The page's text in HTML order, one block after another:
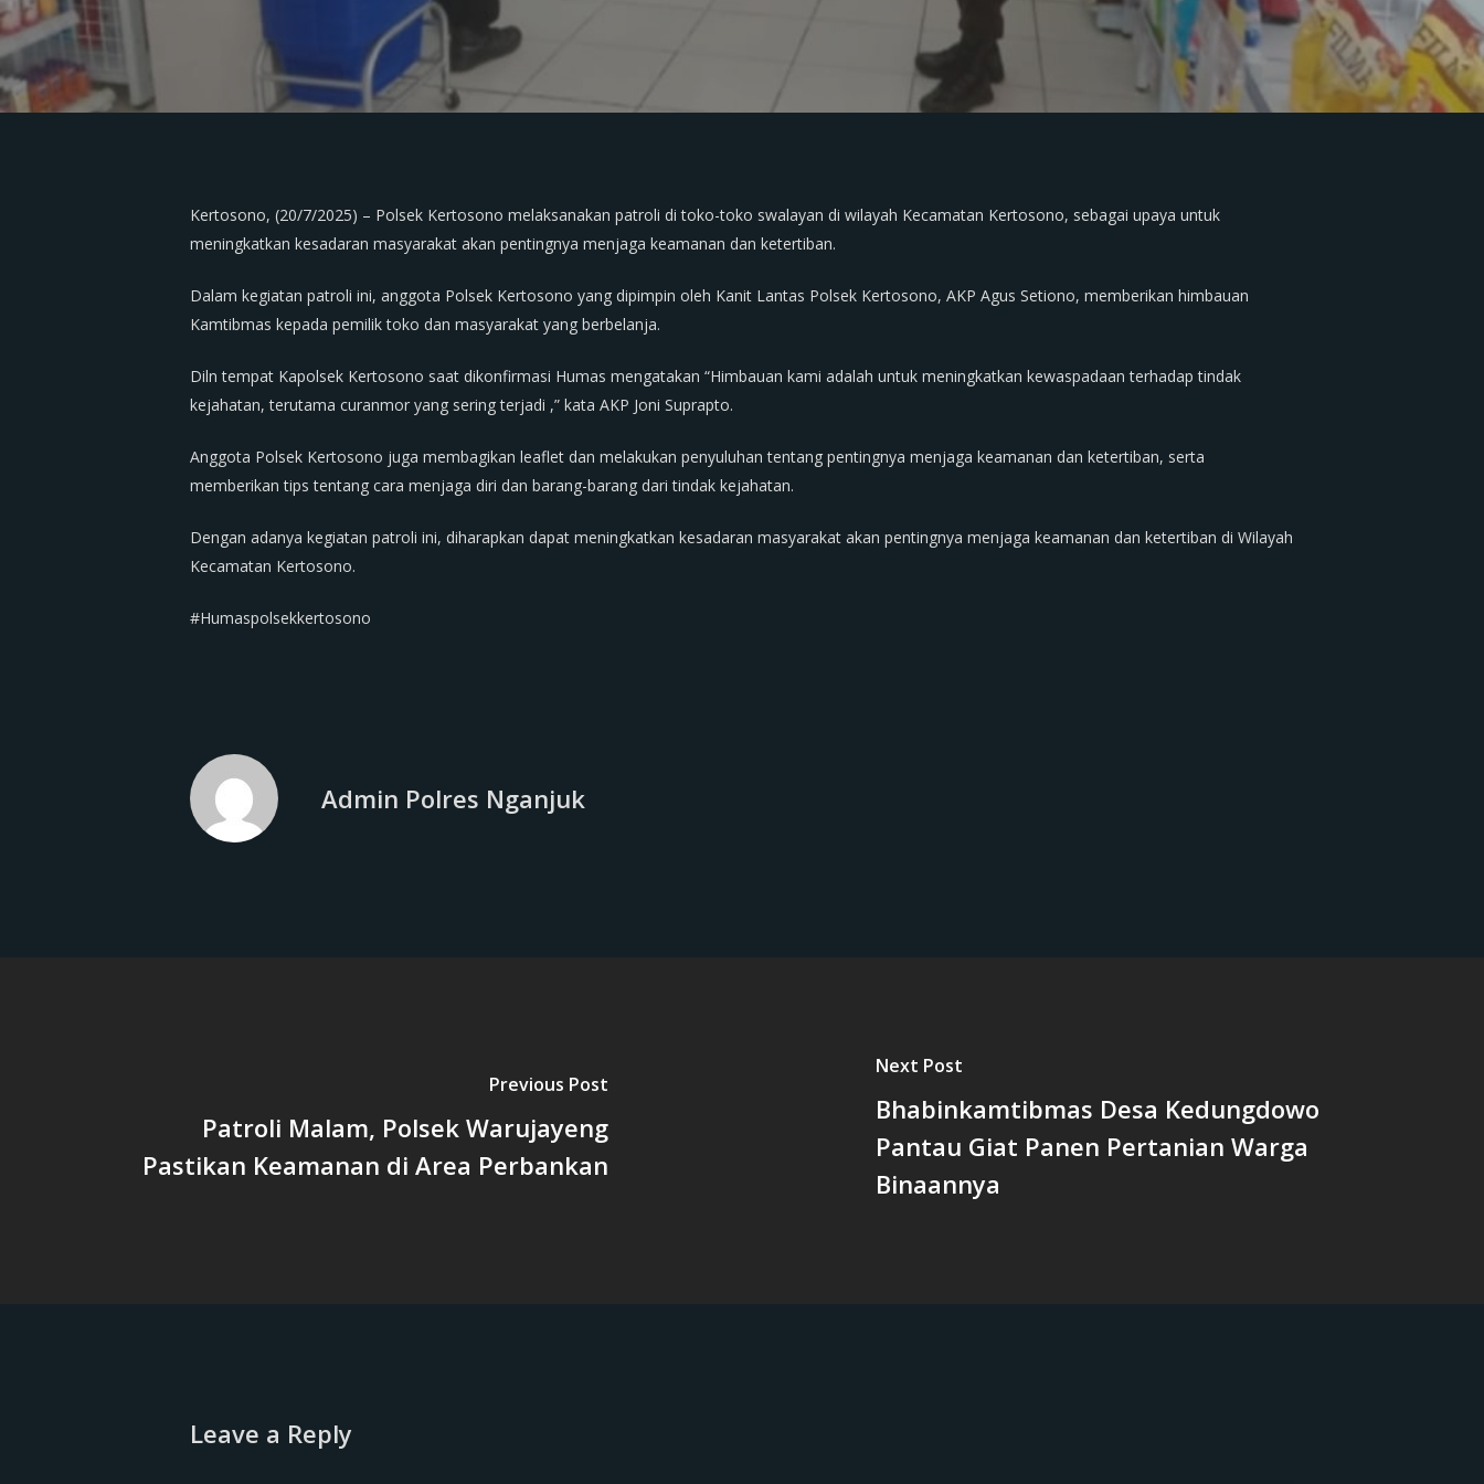
Kertosono, (20/7/2025) – Polsek Kertosono melaksanakan patroli di toko-toko swalayan di wilayah Kecamatan Kertosono, sebagai upaya untuk
meningkatkan kesadaran masyarakat akan pentingnya menjaga keamanan dan ketertiban.
Dalam kegiatan patroli ini, anggota Polsek Kertosono yang dipimpin oleh Kanit Lantas Polsek Kertosono, AKP Agus Setiono, memberikan himbauan
Kamtibmas kepada pemilik toko dan masyarakat yang berbelanja.
Diln tempat Kapolsek Kertosono saat dikonfirmasi Humas mengatakan “Himbauan kami adalah untuk meningkatkan kewaspadaan terhadap tindak
kejahatan, terutama curanmor yang sering terjadi ,” kata AKP Joni Suprapto.
Anggota Polsek Kertosono juga membagikan leaflet dan melakukan penyuluhan tentang pentingnya menjaga keamanan dan ketertiban, serta
memberikan tips tentang cara menjaga diri dan barang-barang dari tindak kejahatan.
Dengan adanya kegiatan patroli ini, diharapkan dapat meningkatkan kesadaran masyarakat akan pentingnya menjaga keamanan dan ketertiban di Wilayah
Kecamatan Kertosono.
#Humaspolsekkertosono
Admin Polres Nganjuk
Previous Post
Patroli Malam, Polsek Warujayeng
Pastikan Keamanan di Area Perbankan
Next Post
Bhabinkamtibmas Desa Kedungdowo
Pantau Giat Panen Pertanian Warga
Binaannya
Leave a Reply